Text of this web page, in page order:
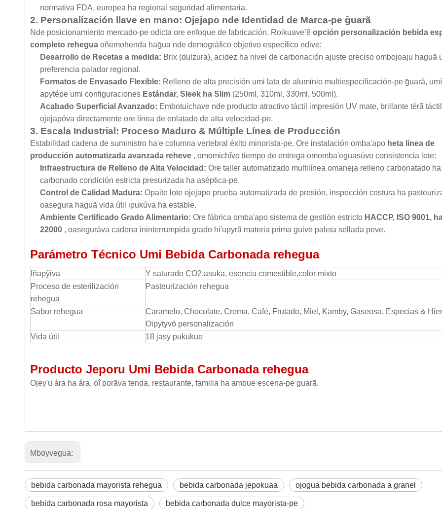
normativa FDA, europea ha regional seguridad alimentaria.
2. Personalización llave en mano: Ojejapo nde Identidad de Marca-pe g̃uarã
Nde posicionamiento mercado-pe odicta ore enfoque de fabricación. Roikuave’ẽ opción personalización bebida
completo rehegua oñemohenda hag̃ua nde demográfico objetivo específico ndive:
Desarrollo de Recetas a medida: Brix (dulzura), acidez ha nivel de carbonación ajuste preciso ombojoaju haguã
preferencia paladar regional.
Formatos de Envasado Flexible: Relleno de alta precisión umi lata de aluminio multiespecificación-pe g̃uarã,
apytépe umi configuraciones Estándar, Sleek ha Slim (250ml, 310ml, 330ml, 500ml).
Acabado Superficial Avanzado: Embotuichave nde producto atractivo táctil impresión UV mate, brillante térã
ojejapóva directamente ore línea de enlatado de alta velocidad-pe.
3. Escala Industrial: Proceso Maduro & Múltiple Línea de Producción
Estabilidad cadena de suministro ha'e columna vertebral éxito minorista-pe. Ore instalación omba'apo heta línea de
producción automatizada avanzada reheve , omomichĩvo tiempo de entrega omomba'eguasúvo consistencia lote:
Infraestructura de Relleno de Alta Velocidad: Ore taller automatizado multilínea omaneja relleno carbonatado
carbonado condición estricta presurizada ha aséptica-pe.
Control de Calidad Madura: Opaite lote ojejapo prueba automatizada de presión, inspección costura ha
oasegura haguã vida útil ipukúva ha estable.
Ambiente Certificado Grado Alimentario: Ore fábrica omba'apo sistema de gestión estricto HACCP, ISO 9001,
22000 , oaseguráva cadena ininterrumpida grado hi'upyrã materia prima guive paleta sellada peve.
Parámetro Técnico Umi Bebida Carbonada rehegua
Iñapỹiva
Y saturado CO2,asuka, esencia comestible,color mixto
Proceso de esterilización
rehegua
Pasteurización rehegua
Sabor rehegua
Caramelo, Chocolate, Crema, Café, Frutado, Miel, Kamby, Gaseosa, Especias &
Oipytyvõ personalización
Vida útil
18 jasy pukukue
Producto Jeporu Umi Bebida Carbonada rehegua
Ojey'u ára ha ára, oî porãva tenda, restaurante, familia ha ambue escena-pe guarã.
Mboyvegua:
bebida carbonada mayorista rehegua bebida carbonada jepokuaa ojogua bebida carbonada a granel
bebida carbonada rosa mayorista bebida carbonada dulce mayorista-pe